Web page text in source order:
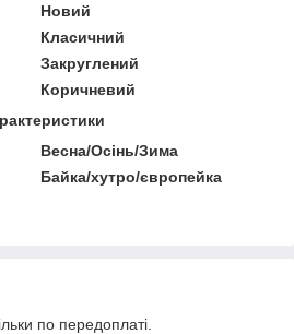
Новий
Класичний
Закруглений
Коричневий
Весна/Осінь/Зима
Байка/хутро/європейка
по передоплаті.